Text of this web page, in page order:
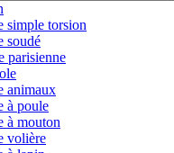
simple torsion
soudé
parisienne
animaux
à poule
à mouton
volière